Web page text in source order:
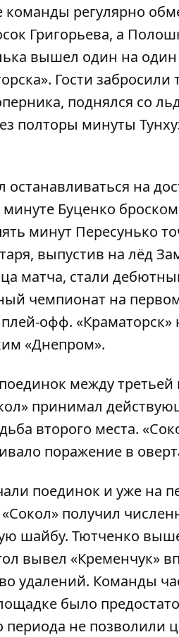
команды регулярно
Григорьева, а
вышел один на
Гости
поднялся со
полторы минуты
останавливаться на
Буценко
минут Пересунько
выпустив на лёд
матча, стали
чемпионат на
офф.
«Днепром».
между
принимал
второго места.
поражение в
поединок и уже на
«Сокол» получил
шайбу. Тютченко
вывел «Кременчук»
удалений. Команды
было
периода не позволили